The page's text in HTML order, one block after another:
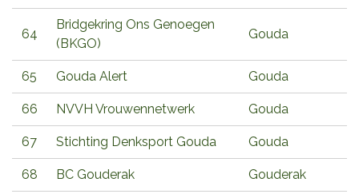
64
Bridgekring Ons Genoegen
(BKGO)
Gouda
65 Gouda Alert Gouda
66 NVVH Vrouwennetwerk Gouda
67 Stichting Denksport Gouda Gouda
68 BC Gouderak Gouderak